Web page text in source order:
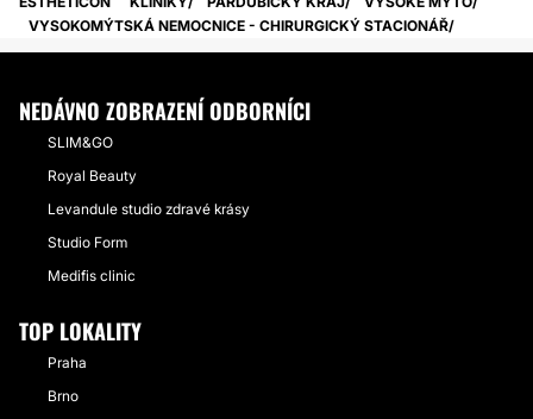
VYSOKOMÝTSKÁ NEMOCNICE - CHIRURGICKÝ STACIONÁŘ
NEDÁVNO ZOBRAZENÍ ODBORNÍCI
SLIM&GO
Royal Beauty
Levandule studio zdravé krásy
Studio Form
Medifis clinic
TOP LOKALITY
Praha
Brno